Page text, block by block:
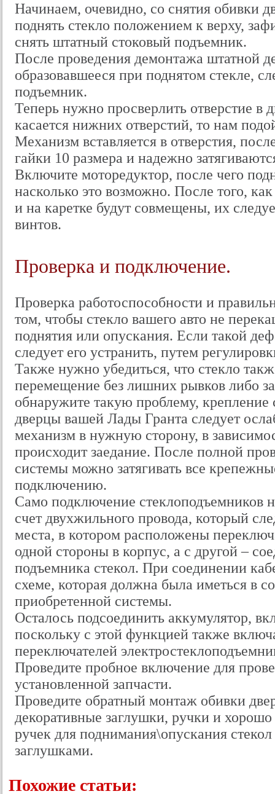
Начинаем, очевидно, со снятия обивки
поднять стекло положением к верху,
снять штатный стоковый подъемник.
После проведения демонтажа штатной
образовавшееся при поднятом стекле,
подъемник.
Теперь нужно просверлить отверстие в
касается нижних отверстий, то нам
Механизм вставляется в отверстия,
гайки 10 размера и надежно
Включите моторедуктор, после чего
насколько это возможно. После того,
и на каретке будут совмещены, их
винтов.
Проверка и подключение.
Проверка работоспособности и
том, чтобы стекло вашего авто не
поднятия или опускания. Если такой
следует его устранить, путем
Также нужно убедиться, что стекло
перемещение без лишних рывков либо
обнаружите такую проблему, крепление
дверцы вашей Лады Гранта следует
механизм в нужную сторону, в
происходит заедание. После полной
системы можно затягивать все
подключению.
Само подключение стеклоподъемников
счет двухжильного провода, который
места, в котором расположены
одной стороны в корпус, а с другой –
подъемника стекол. При соединении
схеме, которая должна была иметься в
приобретенной системы.
Осталось подсоединить аккумулятор,
поскольку с этой функцией также
переключателей
Проведите пробное включение для
установленной запчасти.
Проведите обратный монтаж обивки
декоративные заглушки, ручки и
ручек для поднимания\опускания
заглушками.
Похожие статьи: